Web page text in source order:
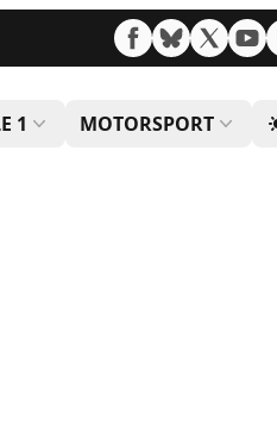
1 MOTORSPORT